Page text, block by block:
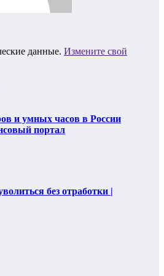
данные. Измените свой
и умных часов в России
портал
без отработки |